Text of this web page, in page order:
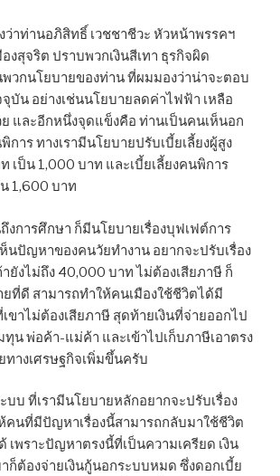
ว่าท่านอภิสิทธิ์ เวชชาชีวะ หัวหน้าพรรคฯ
งสุจริต ปราบพวกเงินสีเทา ธุรกิจผิด
วกนโยบายของท่าน ที่ผมมองว่าน่าจะตอบ
บัน อย่างเช่นนโยบายลดค่าไฟฟ้า เหลือ
และอีกหนึ่งจุดแข็งคือ ท่านเป็นคนเห็นอก
การ ทางเรามีนโยบายปรับเบี้ยเลี้ยงผู้สูง
เป็น 1,000 บาท และเบี้ยเลี้ยงคนพิการ
1,600 บาท
งการศึกษา ก็มีนโยบายเรื่องบุฟเฟต์การ
นปัญหาของคนวัยทำงาน อยากจะปรับเรื่อง
ายังไม่ถึง 40,000 บาท ไม่ต้องเสียภาษี ก็
ยที่ดี สามารถทำให้คนเมืองใช้ชีวิตได้มี
ขาไม่ต้องเสียภาษี สุดท้ายเงินที่จ่ายออกไป
ทุน พ่อค้า-แม่ค้า และเข้าไปเก็บภาษีเอาตรง
ทางเศรษฐกิจเพิ่มขึ้นครับ
บบ ที่เรามีนโยบายหลักอยากจะปรับเรื่อง
คนที่มีปัญหาเรื่องนี้สามารถกลับมาใช้ชีวิต
เพราะปัญหาตรงนี้ที่เป็นความเครียด เงิน
ก็ต้องจ่ายเงินกู้นอกระบบหมด ซึ่งดอกเบี้ย